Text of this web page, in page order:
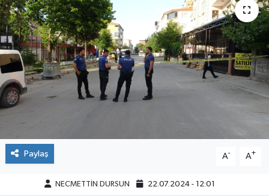
Paylaş A- A+
NECMETTİN DURSUN 22.07.2024 - 12:01